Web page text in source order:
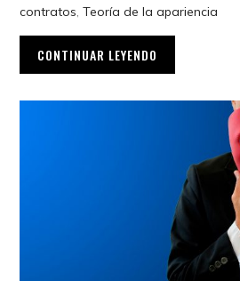
contratos,Teoría de la apariencia
CONTINUAR LEYENDO